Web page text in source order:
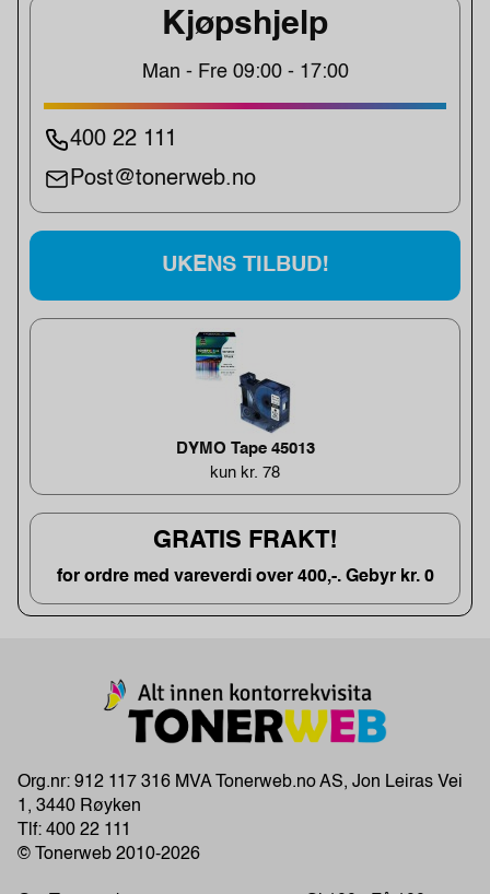
Kjøpshjelp
Man - Fre 09:00 - 17:00
400 22 111
Post@tonerweb.no
UKENS TILBUD!
DYMO Tape 45013
kun kr. 78
GRATIS FRAKT!
for ordre med vareverdi over 400,-. Gebyr kr. 0
Org.nr: 912 117 316 MVA Tonerweb.no AS, Jon Leiras Vei
1, 3440 Røyken
Tlf: 400 22 111
© Tonerweb 2010-2026